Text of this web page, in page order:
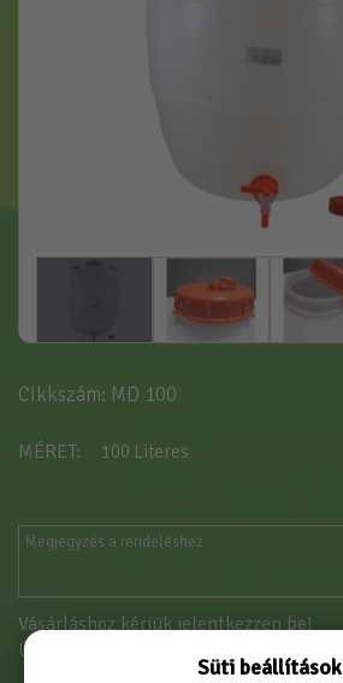
Cikkszám: MD 100
MÉRET 100 Literes
Vásárláshoz kérjük jelentkezzen be!
Új partnerként
Süti beállítások